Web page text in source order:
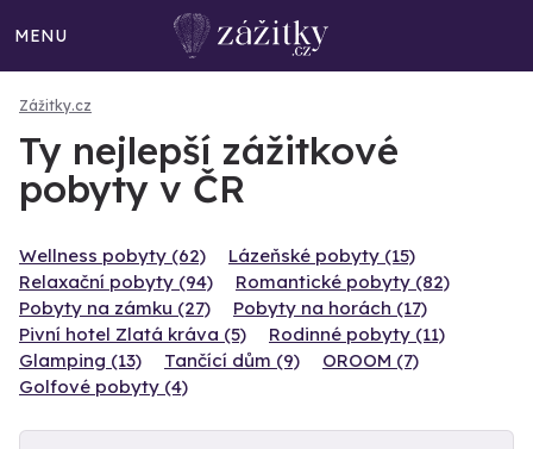
MENU
Zážitky.cz
Ty nejlepší zážitkové
pobyty v ČR
Wellness pobyty (62)
Lázeňské pobyty (15)
Relaxační pobyty (94)
Romantické pobyty (82)
Pobyty na zámku (27)
Pobyty na horách (17)
Pivní hotel Zlatá kráva (5)
Rodinné pobyty (11)
Glamping (13)
Tančící dům (9)
OROOM (7)
Golfové pobyty (4)